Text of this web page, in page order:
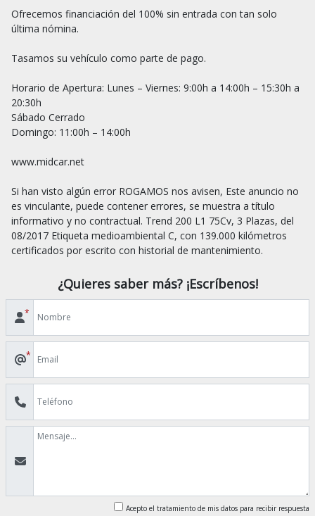
Ofrecemos financiación del 100% sin entrada con tan solo
última nómina.
Tasamos su vehículo como parte de pago.
Horario de Apertura: Lunes – Viernes: 9:00h a 14:00h – 15:30h a
20:30h
Sábado Cerrado
Domingo: 11:00h – 14:00h
www.midcar.net
Si han visto algún error ROGAMOS nos avisen, Este anuncio no
es vinculante, puede contener errores, se muestra a título
informativo y no contractual. Trend 200 L1 75Cv, 3 Plazas, del
08/2017 Etiqueta medioambiental C, con 139.000 kilómetros
¿Quieres saber más? ¡Escríbenos!
*
*
Acepto el tratamiento de mis datos para recibir respuesta